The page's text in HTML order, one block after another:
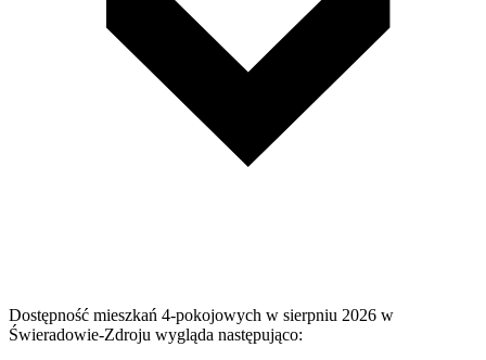
Dostępność mieszkań 4-pokojowych w sierpniu 2026 w
Świeradowie-Zdroju wygląda następująco: